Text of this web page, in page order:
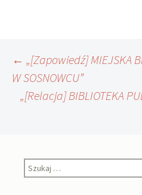
Nawigacja
wpisu
← „[Zapowiedź] MIEJSKA
W SOSNOWCU”
„[Relacja] BIBLIOTEKA
Szukaj: